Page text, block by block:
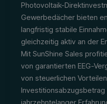
Photovoltaik-
Gewerbedächer bieten
langfristig stabile
gleichzeitig aktiv an der
Mit SunShine Sales
von garantierten EEG-
von steuerlichen
Investitionsabzugsbetrag